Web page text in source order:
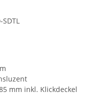
mm inkl. Klickdeckel